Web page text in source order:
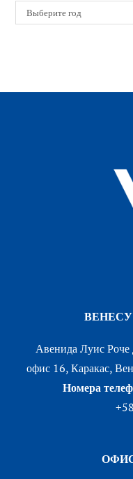
Архивы
Выберите год
Авенида Луис Роче
офис 16, Каракас,
Номера